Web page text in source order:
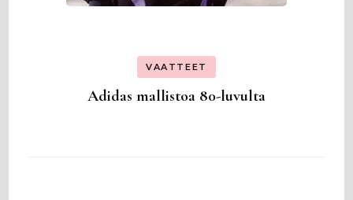
VAATTEET
Adidas mallistoa 80-luvulta